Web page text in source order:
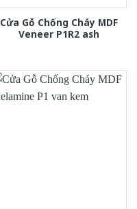
Cửa Gỗ Chống Cháy MDF
Veneer P1R2 ash